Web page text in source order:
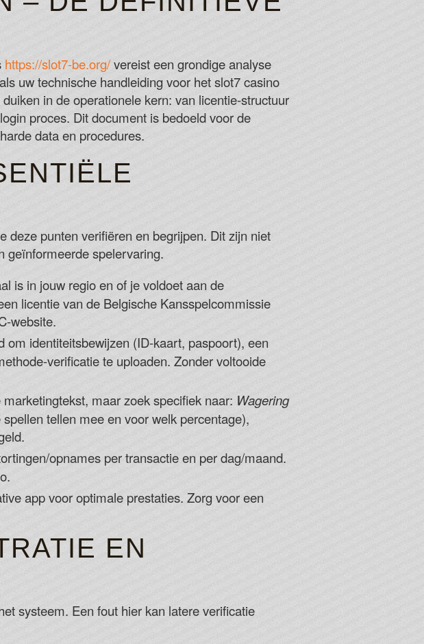
to win 1010 times your total bet.
Bonus Codes For Free Spins 2026
https://slot7-be.org/vereist een grondige analyse
uw technische handleiding voor het slot7 casino
in de operationele kern: van licentie-structuur
proces. Dit document is bedoeld voor de
data en procedures.
deze punten verifiëren en begrijpen. Dit zijn niet
geïnformeerde spelervaring.
is in jouw regio en of je voldoet aan de
licentie van de Belgische Kansspelcommissie
website.
om identiteitsbewijzen (ID-kaart, paspoort), een
verificatie te uploaden. Zonder voltooide
maar zoek specifiek naar: Wagering
tellen mee en voor welk percentage),
opnames per transactie en per dag/maand.
app voor optimale prestaties. Zorg voor een
EN
systeem. Een fout hier kan latere verificatie